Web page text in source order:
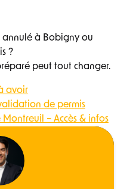
annulé à Bobigny ou
?
peut tout changer.
avoir
de permis
– Accès & infos